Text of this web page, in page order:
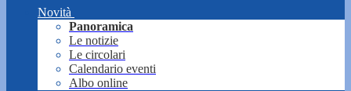
Novità
Panoramica
Le notizie
Le circolari
Calendario eventi
Albo online